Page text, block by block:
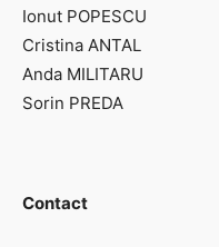
Ionut POPESCU
Cristina ANTAL
Anda MILITARU
Sorin PREDA
Contact